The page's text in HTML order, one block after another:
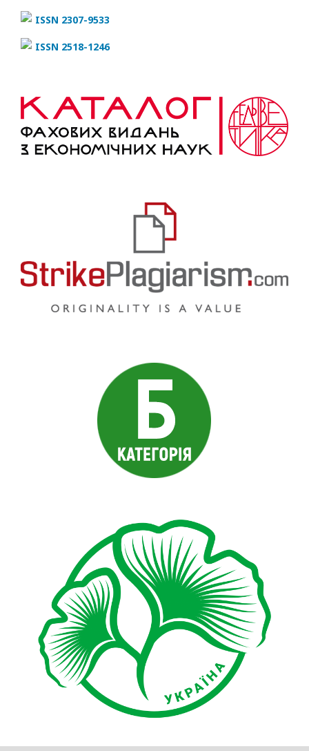
ISSN 2307-9533
ISSN 2518-1246